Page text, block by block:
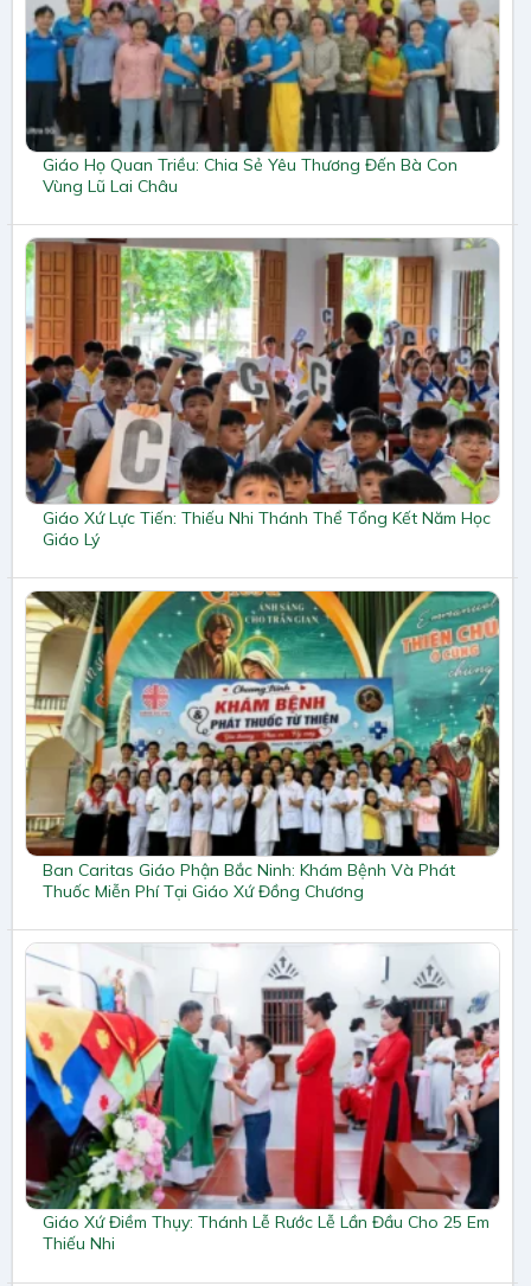
Giáo Họ Quan Triều: Chia Sẻ Yêu Thương Đến Bà Con
Vùng Lũ Lai Châu
Giáo Xứ Lực Tiến: Thiếu Nhi Thánh Thể Tổng Kết Năm Học
Giáo Lý
Ban Caritas Giáo Phận Bắc Ninh: Khám Bệnh Và Phát
Thuốc Miễn Phí Tại Giáo Xứ Đồng Chương
Giáo Xứ Điềm Thụy: Thánh Lễ Rước Lễ Lần Đầu Cho 25 Em
Thiếu Nhi